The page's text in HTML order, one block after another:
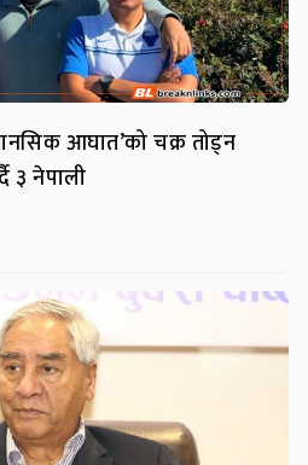
आघात’को चक्र तोड्न
३ नेपाली